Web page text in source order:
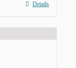
Details